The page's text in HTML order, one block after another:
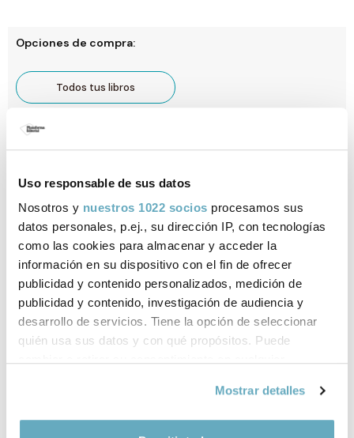
Uso responsable de sus datos
Nosotros y nuestros 1022 socios procesamos sus
datos personales, p.ej., su dirección IP, con tecnologías
como las cookies para almacenar y acceder la
información en su dispositivo con el fin de ofrecer
publicidad y contenido personalizados, medición de
publicidad y contenido, investigación de audiencia y
desarrollo de servicios. Tiene la opción de seleccionar
quién usa sus datos y con qué propósitos. Puede
Mostrar detalles
Opciones de compra:
Todos tus libros
Gastos de envío gratis a España. Envío 3-4 días laborables para península y
Ficha técnica
ISBN:978-84-17622-69-5
Páginas:159
Tema:Educación y parenting
Año de publicación:Abril 2019